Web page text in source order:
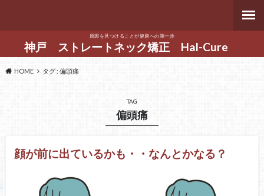
原因を見つけることが健康への第一歩
神戸 ストレートネック矯正 Hal-Cure
HOME タグ : 偏頭痛
TAG
偏頭痛
顔が前に出ているかも・・なんとかなる？